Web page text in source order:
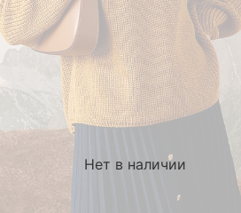
Нет в наличии